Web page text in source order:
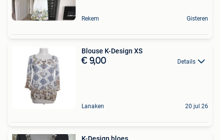
Rekem Gisteren
Blouse K-Design XS
€ 9,00 Details
Lanaken 20 jul 26
K-Design bloes